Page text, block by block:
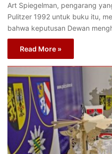
Art Spiegelman, pengarang
Pulitzer 1992 untuk buku itu,
bahwa keputusan Dewan
Read More »